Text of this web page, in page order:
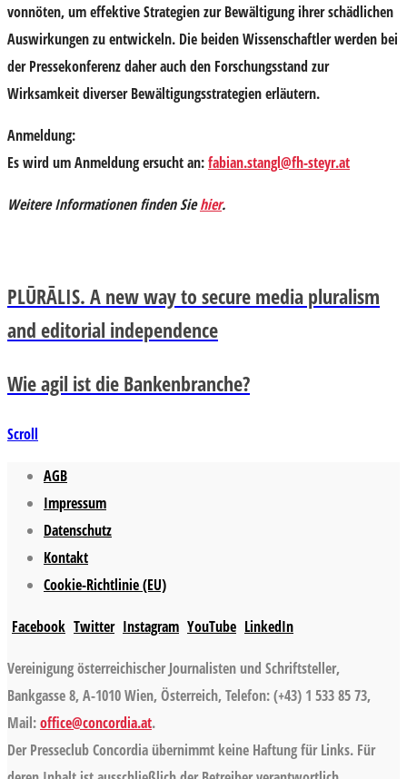
vonnöten, um effektive Strategien zur Bewältigung ihrer schädlichen
Auswirkungen zu entwickeln. Die beiden Wissenschaftler werden bei
der Pressekonferenz daher auch den Forschungsstand zur
Wirksamkeit diverser Bewältigungsstrategien erläutern.
Anmeldung:
Es wird um Anmeldung ersucht an:fabian.stangl@fh-steyr.at
Weitere Informationen finden Siehier.
PLŪRĀLIS. A new way to secure media pluralism
and editorial independence
Wie agil ist die Bankenbranche?
Scroll
AGB
Impressum
Datenschutz
Kontakt
Cookie-Richtlinie (EU)
Facebook Twitter Instagram YouTube LinkedIn
Vereinigung österreichischer Journalisten und Schriftsteller,
Bankgasse 8, A-1010 Wien, Österreich, Telefon: (+43) 1 533 85 73,
Mail:office@concordia.at.
Der Presseclub Concordia übernimmt keine Haftung für Links. Für